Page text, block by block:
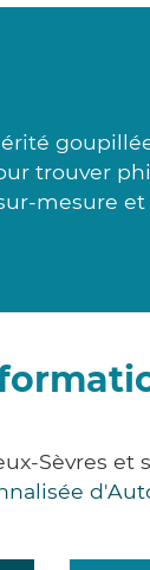
trouver
mesure et
Sèvres